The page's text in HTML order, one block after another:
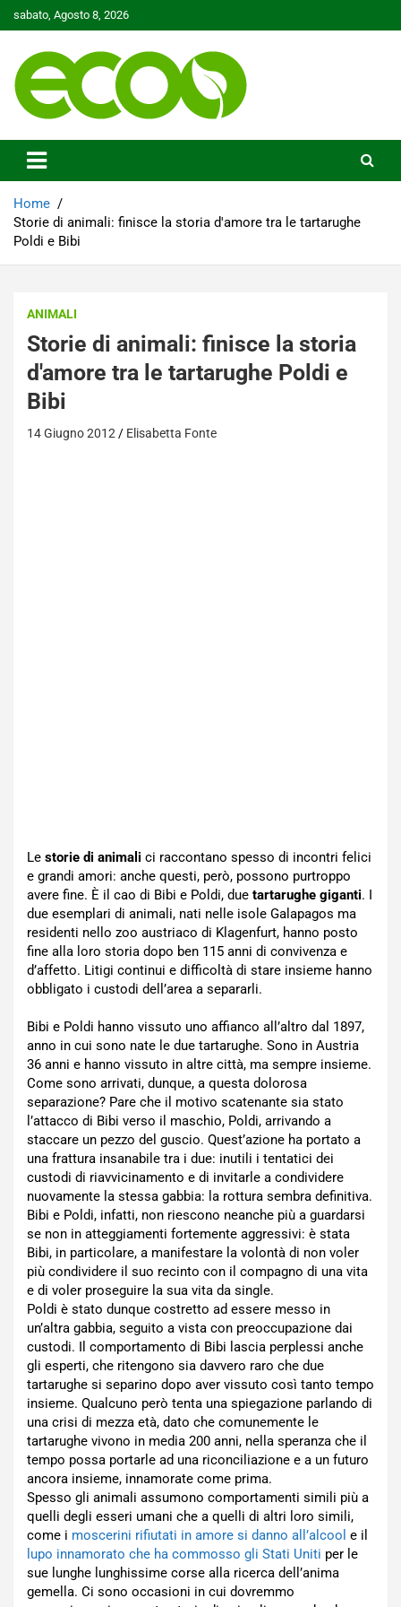
to
sabato, Agosto 8, 2026
Ecoo.it
Home
Storie di animali: finisce la storia d'amore tra le tartarughe
Poldi e Bibi
ANIMALI
Storie di animali: finisce la storia
d'amore tra le tartarughe Poldi e
Bibi
14 Giugno 2012 Elisabetta Fonte
Le storie di animali ci raccontano spesso di incontri felici
e grandi amori: anche questi, però, possono purtroppo
avere fine. È il cao di Bibi e Poldi, due tartarughe giganti. I
due esemplari di animali, nati nelle isole Galapagos ma
residenti nello zoo austriaco di Klagenfurt, hanno posto
fine alla loro storia dopo ben 115 anni di convivenza e
d’affetto. Litigi continui e difficoltà di stare insieme hanno
obbligato i custodi dell’area a separarli.
Bibi e Poldi hanno vissuto uno affianco all’altro dal 1897,
anno in cui sono nate le due tartarughe. Sono in Austria
36 anni e hanno vissuto in altre città, ma sempre insieme.
Come sono arrivati, dunque, a questa dolorosa
separazione? Pare che il motivo scatenante sia stato
l’attacco di Bibi verso il maschio, Poldi, arrivando a
staccare un pezzo del guscio. Quest’azione ha portato a
una frattura insanabile tra i due: inutili i tentatici dei
custodi di riavvicinamento e di invitarle a condividere
nuovamente la stessa gabbia: la rottura sembra definitiva.
Bibi e Poldi, infatti, non riescono neanche più a guardarsi
se non in atteggiamenti fortemente aggressivi: è stata
Bibi, in particolare, a manifestare la volontà di non voler
più condividere il suo recinto con il compagno di una vita
e di voler proseguire la sua vita da single.
Poldi è stato dunque costretto ad essere messo in
un’altra gabbia, seguito a vista con preoccupazione dai
custodi. Il comportamento di Bibi lascia perplessi anche
gli esperti, che ritengono sia davvero raro che due
tartarughe si separino dopo aver vissuto così tanto tempo
insieme. Qualcuno però tenta una spiegazione parlando di
una crisi di mezza età, dato che comunemente le
tartarughe vivono in media 200 anni, nella speranza che il
tempo possa portarle ad una riconciliazione e a un futuro
ancora insieme, innamorate come prima.
Spesso gli animali assumono comportamenti simili più a
quelli degli esseri umani che a quelli di altri loro simili,
come i moscerini rifiutati in amore si danno all’alcool e il
lupo innamorato che ha commosso gli Stati Uniti per le
sue lunghe lunghissime corse alla ricerca dell’anima
gemella. Ci sono occasioni in cui dovremmo